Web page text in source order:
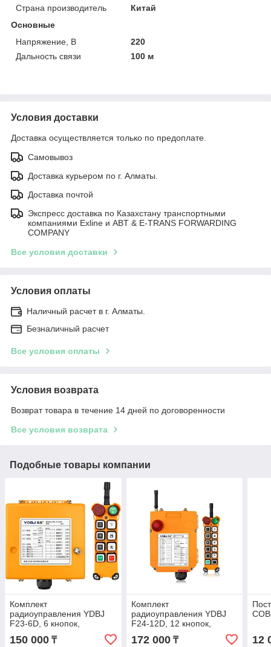
Страна производитель
Китай
Основные
Напряжение, В
220
Дальность связи
100 м
Условия доставки
Доставка осуществляется только по предоплате.
Самовывоз
Доставка курьером по г. Алматы.
Доставка почтой
Экспресс доставка по Казахстану транспортными
компаниями Exline и ABT & E-TRANS FORWARDING
COMPANY
Все условия доставки
Условия оплаты
Наличный расчет в г. Алматы.
Безналичный расчет
Все условия оплаты
Условия возврата
Возврат товара в течение 14 дней по договоренности
Все условия возврата
Подобные товары компании
Комплект
радиоуправления YDBJ
F23-6D, 6 кнопок,
двухскоростной, 380В
150 000 ₸
Комплект
радиоуправления YDBJ
F24-12D, 12 кнопок,
двухскоростной, 380В
172 000₸ 12